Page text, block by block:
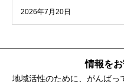
2026年7月20日
情報を
地域活性のために、がんばっ